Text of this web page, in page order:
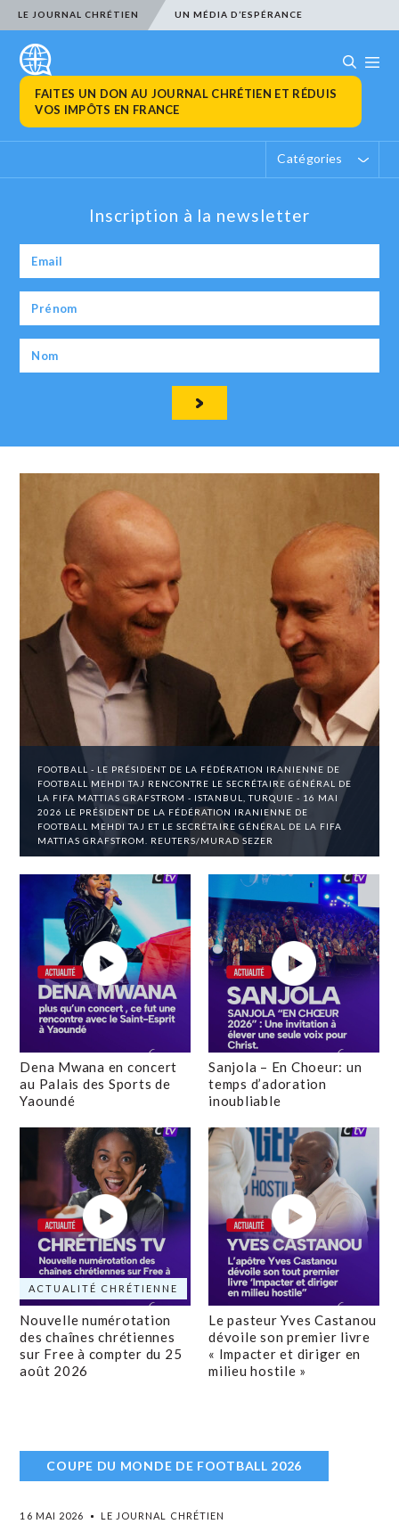
LE JOURNAL CHRÉTIEN UN MÉDIA D’ESPÉRANCE
FAITES UN DON AU JOURNAL CHRÉTIEN ET RÉDUIS
VOS IMPÔTS EN FRANCE
Catégories
Inscription à la newsletter
FOOTBALL - LE PRÉSIDENT DE LA FÉDÉRATION IRANIENNE DE
FOOTBALL MEHDI TAJ RENCONTRE LE SECRÉTAIRE GÉNÉRAL DE
LA FIFA MATTIAS GRAFSTROM - ISTANBUL, TURQUIE - 16 MAI
2026 LE PRÉSIDENT DE LA FÉDÉRATION IRANIENNE DE
FOOTBALL MEHDI TAJ ET LE SECRÉTAIRE GÉNÉRAL DE LA FIFA
MATTIAS GRAFSTROM. REUTERS/MURAD SEZER
Dena Mwana en concert
au Palais des Sports de
Yaoundé
Sanjola – En Choeur: un
temps d’adoration
inoubliable
ACTUALITÉ CHRÉTIENNE
Nouvelle numérotation
des chaînes chrétiennes
sur Free à compter du 25
août 2026
Le pasteur Yves Castanou
dévoile son premier livre
« Impacter et diriger en
milieu hostile »
COUPE DU MONDE DE FOOTBALL 2026
16 MAI 2026 LE JOURNAL CHRÉTIEN